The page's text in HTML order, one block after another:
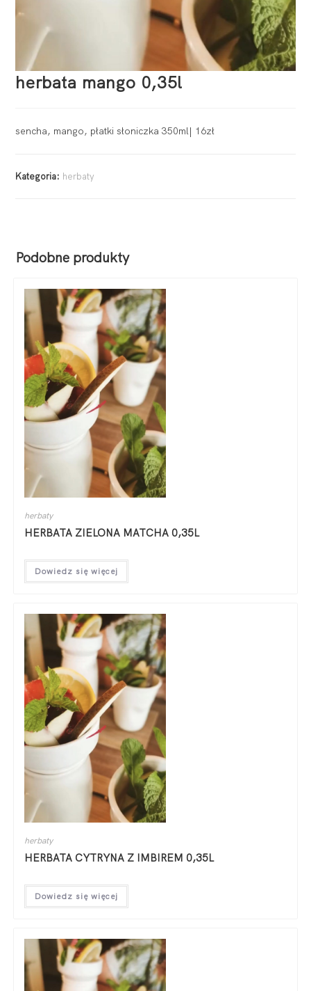
herbata mango 0,35l
sencha, mango, płatki słoniczka 350ml| 16zł
Kategoria: herbaty
Podobne produkty
herbaty
HERBATA ZIELONA MATCHA 0,35L
Dowiedz się więcej
herbaty
HERBATA CYTRYNA Z IMBIREM 0,35L
Dowiedz się więcej